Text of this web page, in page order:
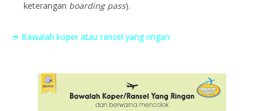
keterangan boarding pass).
➮ Bawalah koper atau ransel yang ringan